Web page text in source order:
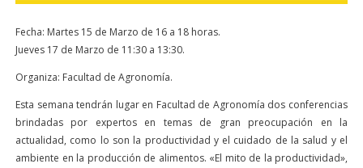
Fecha: Martes 15 de Marzo de 16 a 18 horas.
Jueves 17 de Marzo de 11:30 a 13:30.
Organiza: Facultad de Agronomía.
Esta semana tendrán lugar en Facultad de Agronomía dos conferencias
brindadas por expertos en temas de gran preocupación en la
actualidad, como lo son la productividad y el cuidado de la salud y el
ambiente en la producción de alimentos. «El mito de la productividad»,